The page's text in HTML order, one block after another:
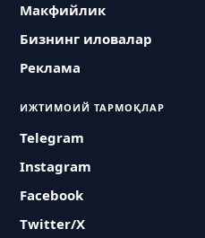
Макфийлик
Бизнинг иловалар
Реклама
ИЖТИМОИЙ ТАРМОҚЛАР
Telegram
Instagram
Facebook
Twitter/X